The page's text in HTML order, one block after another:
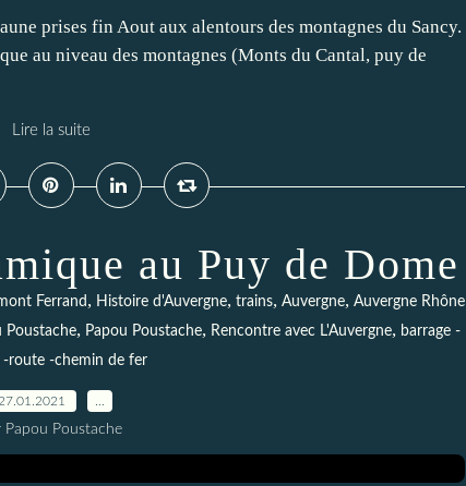
prises fin Aout aux alentours des montagnes du Sancy.
au niveau des montagnes (Monts du Cantal, puy de
Lire la suite
au Puy de Dome
Ferrand , Histoire d'Auvergne, trains, Auvergne, Auvergne Rhône
Poustache, Papou Poustache, Rencontre avec L'Auvergne, barrage -
-route -chemin de fer
27.01.2021
Papou Poustache